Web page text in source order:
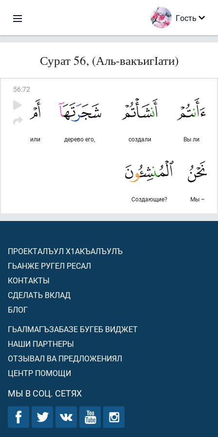
Гость
Сурат 56, (Аль-вакъигІати)
56:72
Вы ли
создали
дерево его,
или
Мы –
Создающие?
ПРОЕКТАЛЪУЛ Х1АКЪАЛЪУЛЪ
ГЬАНЖЕ РУГЕЛ РЕСАЛ
КОНТАКТЫ
СДЕЛАТЬ ВКЛАД
БЛОГ
ГЬАЛМАГЪЗАБАЗЕ БУГЕБ ВИДЖЕТ
НАШИ ПАРТНЕРЫ
ОТЗЫВАЛ ВА ПРЕДЛОЖЕНИЯЛ
ЦЕНТР ПОМОЩИ
МЫ В СОЦ. СЕТЯХ